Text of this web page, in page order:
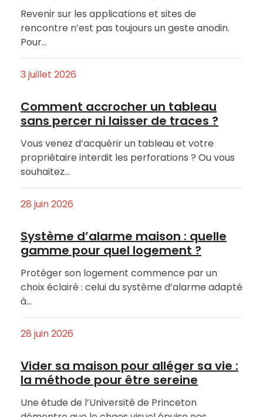
Revenir sur les applications et sites de
rencontre n’est pas toujours un geste anodin.
Pour…
3 juillet 2026
Comment accrocher un tableau
sans percer ni laisser de traces ?
Vous venez d’acquérir un tableau et votre
propriétaire interdit les perforations ? Ou vous
souhaitez…
28 juin 2026
Système d’alarme maison : quelle
gamme pour quel logement ?
Protéger son logement commence par un
choix éclairé : celui du système d’alarme adapté
à…
28 juin 2026
Vider sa maison pour alléger sa vie :
la méthode pour être sereine
Une étude de l’Université de Princeton